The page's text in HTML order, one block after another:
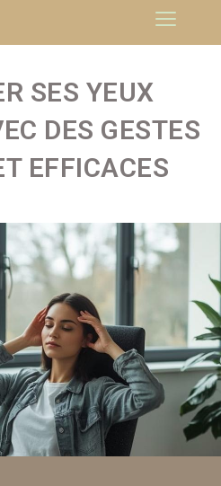
SES YEUX
DES GESTES
EFFICACES